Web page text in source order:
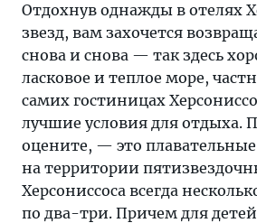
Отдохнув однажды в отелях
звезд, вам захочется
снова и снова — так здесь
ласковое и теплое море,
самих гостиницах
лучшие условия для отдыха.
оцените, — это
на территории
Херсониссоса всегда
по два-три. Причем для